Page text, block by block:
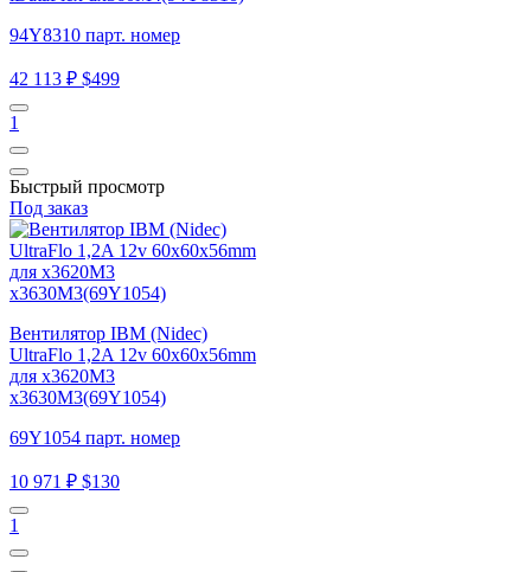
94Y8310 парт. номер
42 113 ₽ $499
1
Быстрый просмотр
Под заказ
Вентилятор IBM (Nidec)
UltraFlo 1,2A 12v 60x60x56mm
для x3620M3
x3630M3(69Y1054)
69Y1054 парт. номер
10 971 ₽ $130
1